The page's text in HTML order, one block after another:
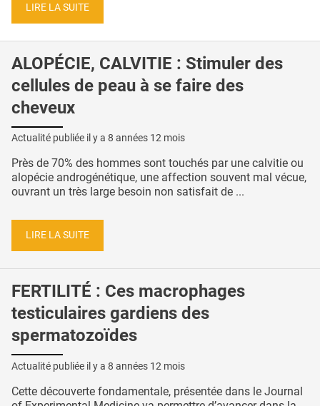
LIRE LA SUITE
ALOPÉCIE, CALVITIE : Stimuler des
cellules de peau à se faire des
cheveux
Actualité publiée il y a 8 années 12 mois
Près de 70% des hommes sont touchés par une calvitie ou
alopécie androgénétique, une affection souvent mal vécue,
ouvrant un très large besoin non satisfait de ...
LIRE LA SUITE
FERTILITÉ : Ces macrophages
testiculaires gardiens des
spermatozoïdes
Actualité publiée il y a 8 années 12 mois
Cette découverte fondamentale, présentée dans le Journal